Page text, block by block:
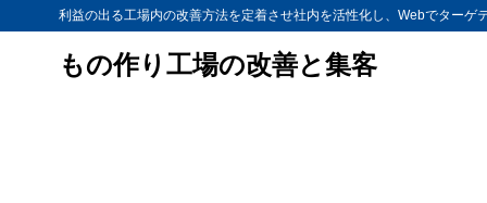
利益の出る工場内の改善方法を定着させ社内を活性化し、Webでターゲ
もの作り工場の改善と集客